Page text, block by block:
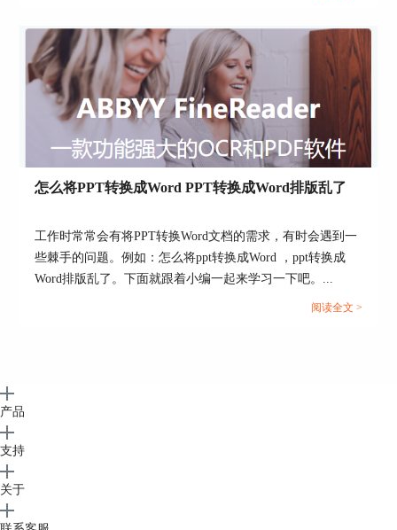
怎么将PPT转换成Word PPT转换成Word排版乱了
工作时常常会有将PPT转换Word文档的需求，有时会遇到一
些棘手的问题。例如：怎么将ppt转换成Word ，ppt转换成
Word排版乱了。下面就跟着小编一起来学习一下吧。...
阅读全文 >
产品
支持
关于